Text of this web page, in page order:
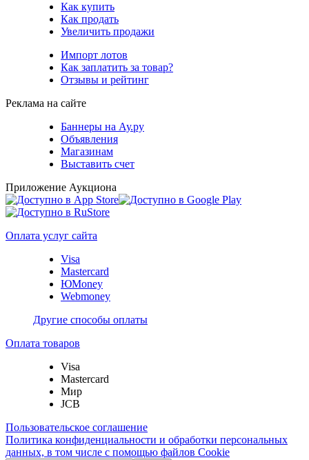
Как купить
Как продать
Увеличить продажи
Импорт лотов
Как заплатить за товар?
Отзывы и рейтинг
Реклама на сайте
Баннеры на Ау.ру
Объявления
Магазинам
Выставить счет
Приложение Аукциона
Оплата услуг сайта
Visa
Mastercard
ЮMoney
Webmoney
Другие способы оплаты
Оплата товаров
Visa
Mastercard
Мир
JCB
Пользовательское соглашение
Политика конфиденциальности и обработки персональных
данных, в том числе с помощью файлов Cookie